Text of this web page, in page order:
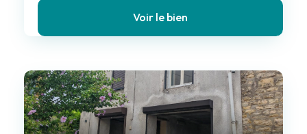
Voir le bien